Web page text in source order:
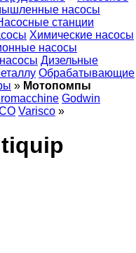
насосы
станции
Химические насосы
насосы
Дизельные
Обрабатывающие
» Мотопомпы
Godwin
Varisco »